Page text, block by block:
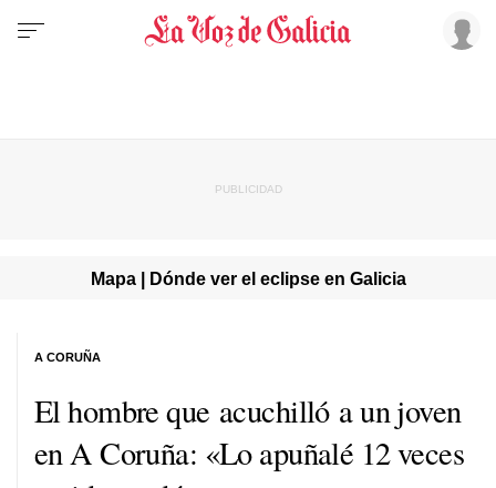
Mapa | Dónde ver el eclipse en Galicia
El hombre que acuchilló a un joven
en A Coruña: «Lo apuñalé 12 veces
A CORUÑA